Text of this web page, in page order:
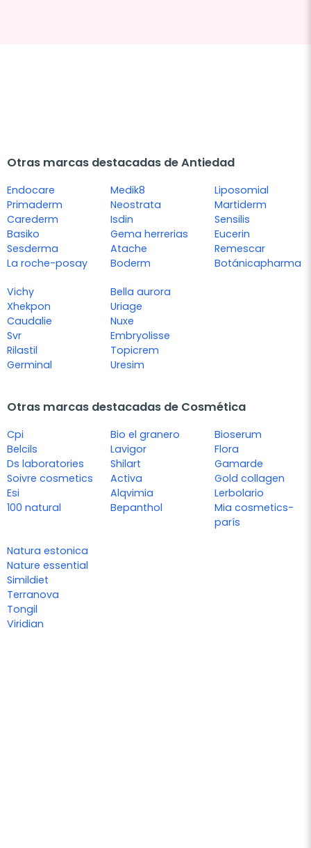
Otras marcas destacadas de Antiedad
Endocare
Primaderm
Carederm
Basiko
Sesderma
La roche-posay
Medik8
Neostrata
Isdin
Gema herrerias
Atache
Boderm
Liposomial
Martiderm
Sensilis
Eucerin
Remescar
Botánicapharma
Vichy
Xhekpon
Caudalie
Svr
Rilastil
Germinal
Bella aurora
Uriage
Nuxe
Embryolisse
Topicrem
Uresim
Otras marcas destacadas de Cosmética
Cpi
Belcils
Ds laboratories
Soivre cosmetics
Esi
100 natural
Bio el granero
Lavigor
Shilart
Activa
Alqvimia
Bepanthol
Bioserum
Flora
Gamarde
Gold collagen
Lerbolario
Mia cosmetics-
parís
Natura estonica
Nature essential
Simildiet
Terranova
Tongil
Viridian